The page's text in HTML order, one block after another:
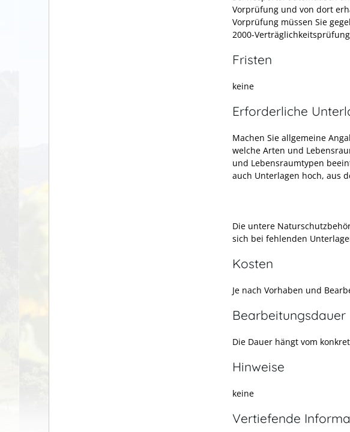
Vorprüfung und von dort
Vorprüfung müssen Sie
2000-
Fristen
keine
Erforderliche
Machen Sie allgemeine
welche Arten und
und Lebensraumtypen
auch Unterlagen hoch, aus
Die untere
sich bei fehlenden
Kosten
Je nach Vorhaben und
Bearbeitungsdauer
Die Dauer hängt vom
Hinweise
keine
Vertiefende